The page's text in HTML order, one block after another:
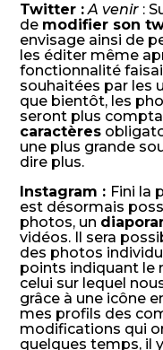
Twitter : A venir :
de modifier son
envisage ainsi de
les éditer même
fonctionnalité
souhaitées par les
que bientôt, les
seront plus
caractères
une plus grande
dire plus.
Instagram : Fini la
est désormais
photos, un
vidéos. Il sera
des photos
points indiquant le
celui sur lequel
grâce à une icône
mes profils des
modifications qui
quelques temps, il